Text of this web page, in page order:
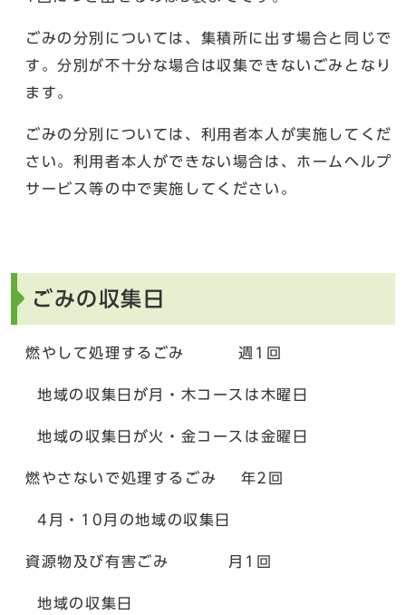
ごみの分別については、集積所に出す場合と同じで
す。分別が不十分な場合は収集できないごみとなり
ます。
ごみの分別については、利用者本人が実施してくだ
さい。利用者本人ができない場合は、ホームヘルプ
サービス等の中で実施してください。
ごみの収集日
燃やして処理するごみ 週1回
地域の収集日が月・木コースは木曜日
地域の収集日が火・金コースは金曜日
燃やさないで処理するごみ 年2回
4月・10月の地域の収集日
資源物及び有害ごみ 月1回
地域の収集日